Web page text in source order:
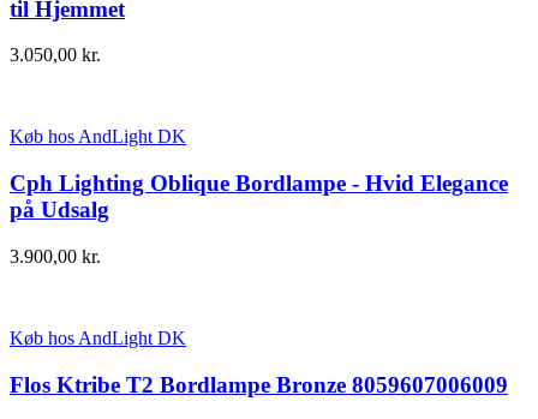
til Hjemmet
3.050,00 kr.
Køb hos AndLight DK
Cph Lighting Oblique Bordlampe - Hvid Elegance
på Udsalg
3.900,00 kr.
Køb hos AndLight DK
Flos Ktribe T2 Bordlampe Bronze 8059607006009